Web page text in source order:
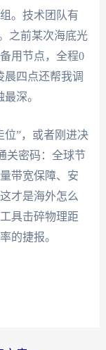
。技术团队有
之前某次海底光
用节点，全程0
晨四点还帮我调
深。
位”，或者刚进决
关密码：全球节
带宽保障、安
才是海外怎么
具击碎物理距
的捷报。